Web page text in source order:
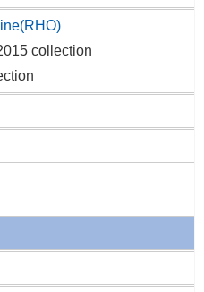
collection